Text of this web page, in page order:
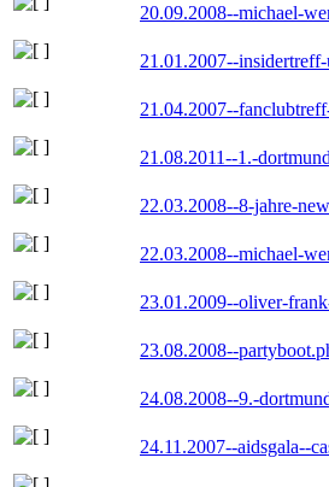
20.09.2008--michael-
21.01.2007--
21.04.2007--
21.08.2011--1.-
22.03.2008--8-jahre-
22.03.2008--michael-
23.01.2009--oliver-
23.08.2008--
24.08.2008--9.-
24.11.2007--aidsgala--